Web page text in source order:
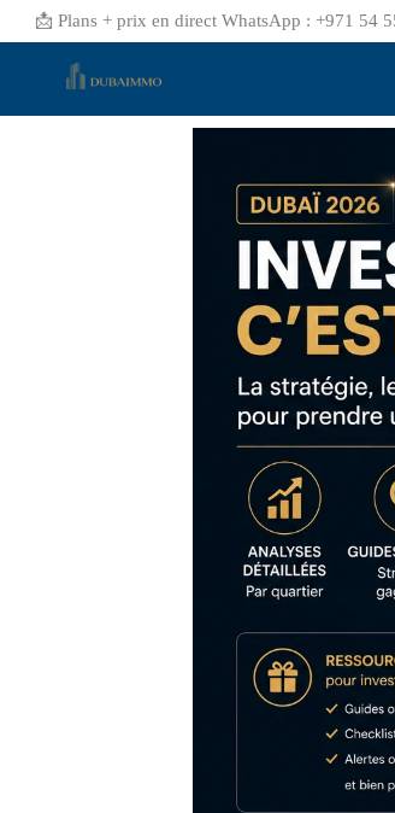
📩 Plans + prix en direct WhatsApp : +971 54